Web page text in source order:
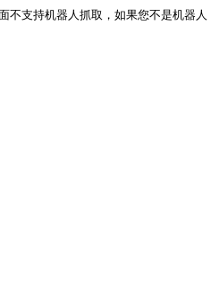
机器人抓取，如果您不是机器人，